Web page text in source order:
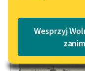
Lektury szkolne i
literatury do
uczennic i uczniów z
Wesprzyj